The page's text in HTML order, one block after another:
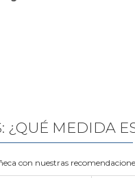
¿QUÉ MEDIDA
con nuestras